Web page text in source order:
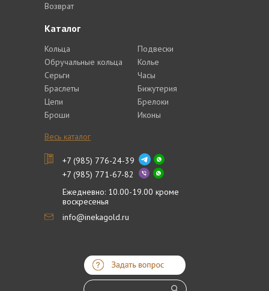
Каталог
Кольца
Обручальные кольца
Серьги
Браслеты
Цепи
Броши
Подвески
Колье
Часы
Бижутерия
Брелоки
Иконы
Весь каталог
Возврат
+7 (985) 776-24-39
+7 (985) 771-67-82
Ежедневно: 10.00-19.00 кроме
воскресенья
info@inekagold.ru